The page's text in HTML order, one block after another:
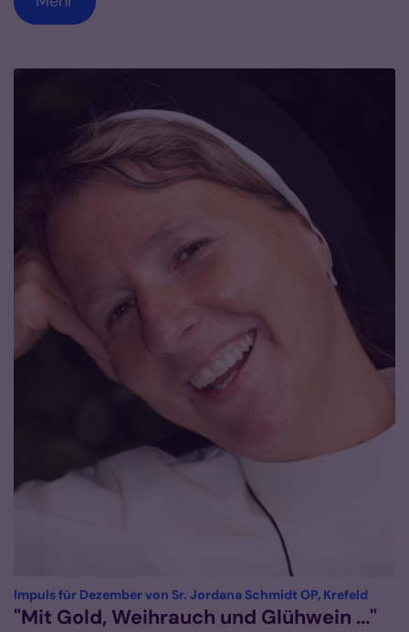
Impuls für Dezember von Sr. Jordana Schmidt OP, Krefeld
"Mit Gold, Weihrauch und Glühwein ..."